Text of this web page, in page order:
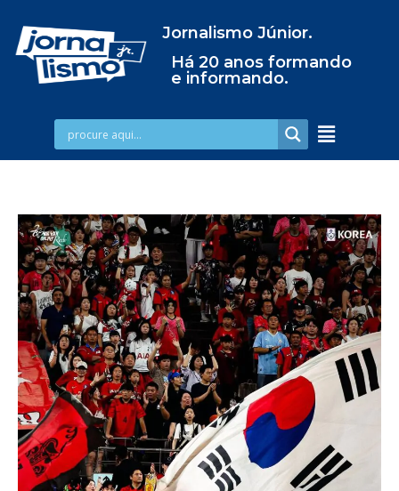
Jornalismo Júnior.
Há 20 anos formando
e informando.